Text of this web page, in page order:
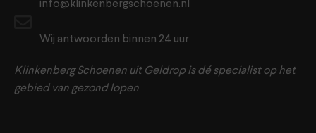
info@klinkenbergschoenen.nl
Wij antwoorden binnen 24 uur
Klinkenberg Schoenen uit Geldrop is dé specialist op het
gebied van gezond lopen